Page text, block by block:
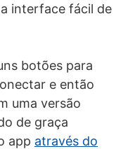
interface fácil de
botões para
e então
uma versão
de graça
app através do